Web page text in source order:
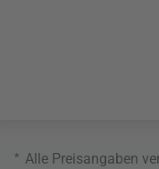
* Alle Preisangaben